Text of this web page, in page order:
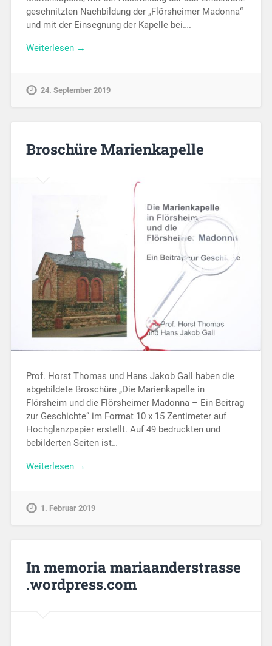
geschnitzten Nachbildung der „Flörsheimer Madonna“
und mit der Einsegnung der Kapelle bei….
Weiterlesen →
24. September 2019
Broschüre Marienkapelle
Prof. Horst Thomas und Hans Jakob Gall haben die
abgebildete Broschüre „Die Marienkapelle in
Flörsheim und die Flörsheimer Madonna – Ein Beitrag
zur Geschichte“ im Format 10 x 15 Zentimeter auf
Hochglanzpapier erstellt. Auf 49 bedruckten und
bebilderten Seiten ist…
Weiterlesen →
1. Februar 2019
In memoria mariaanderstrasse
.wordpress.com